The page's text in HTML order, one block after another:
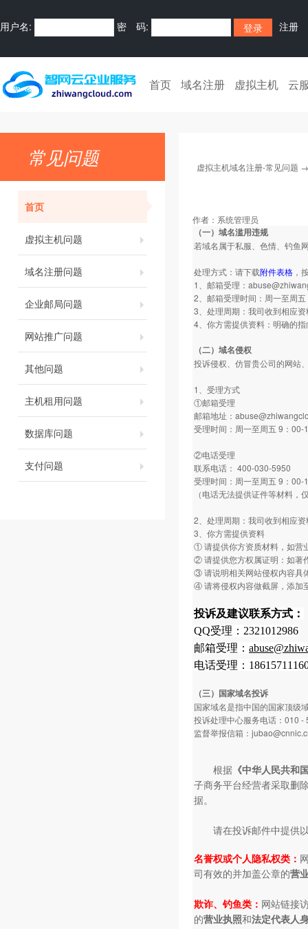
用户名: 密 码: 注册
首页 域名注册 虚拟主机 云
常见问题
首页
虚拟主机问题
域名注册问题
企业邮局问题
网站推广问题
其他问题
主机租用问题
数据库问题
支付问题
虚拟主机域名注册-常见问题
作者： 系统管理员
（一）域名滥用违规
若域名属于私服、色情、钓鱼
处理方式：请下载附件表格 ，
1、邮箱受理：
2、邮箱受理时间：周一至周
3、处理周期：我司收到相应
4、你方需提供资料：明确的
（二）域名侵权
投诉侵权、仿冒贵公司的网站
1、受理方式
①邮箱受理
邮箱地址：
受理时间：周一至周五 9：00-
②电话受理
联系电话： 400-030-5950
受理时间：周一至周五 9：00-
（电话无法提供证件等材料
2、处理周期：我司收到相应
3、你方需提供资料
① 请提供你方资质材料，如营
② 请提供您方权属证明：如著
③ 请说明相关网站侵权内容具
④ 请将侵权内容做截屏，添加
投诉及建议联系方式：
QQ受理：2321012986
邮箱受理：
电话受理：
（三）国家域名投诉
国家域名是指中国的国家顶级
投诉处理中心服务电话：010 -
监督举报信箱：
根据 《中华人民共和
子商务平台经营者采取删
据。
请在投诉邮件中提供
名誉权或个人隐私权类：
司有效的并加盖公章的营
欺诈、钓鱼类： 网站链接
的营业执照和法定代表人